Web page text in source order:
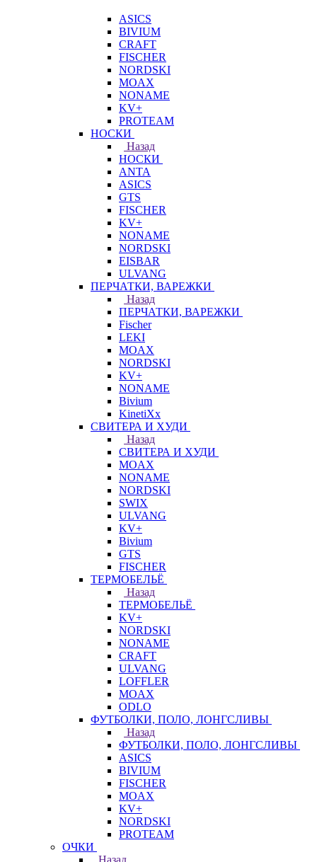
ASICS
BIVIUM
CRAFT
FISCHER
NORDSKI
MOAX
NONAME
KV+
PROTEAM
НОСКИ
Назад
НОСКИ
ANTA
ASICS
GTS
FISCHER
KV+
NONAME
NORDSKI
EISBAR
ULVANG
ПЕРЧАТКИ, ВАРЕЖКИ
Назад
ПЕРЧАТКИ, ВАРЕЖКИ
Fischer
LEKI
MOAX
NORDSKI
KV+
NONAME
Bivium
KinetiXx
СВИТЕРА И ХУДИ
Назад
СВИТЕРА И ХУДИ
MOAX
NONAME
NORDSKI
SWIX
ULVANG
KV+
Bivium
GTS
FISCHER
ТЕРМОБЕЛЬЁ
Назад
ТЕРМОБЕЛЬЁ
KV+
NORDSKI
NONAME
CRAFT
ULVANG
LOFFLER
MOAX
ODLO
ФУТБОЛКИ, ПОЛО, ЛОНГСЛИВЫ
Назад
ФУТБОЛКИ, ПОЛО, ЛОНГСЛИВЫ
ASICS
BIVIUM
FISCHER
MOAX
KV+
NORDSKI
PROTEAM
ОЧКИ
Назад